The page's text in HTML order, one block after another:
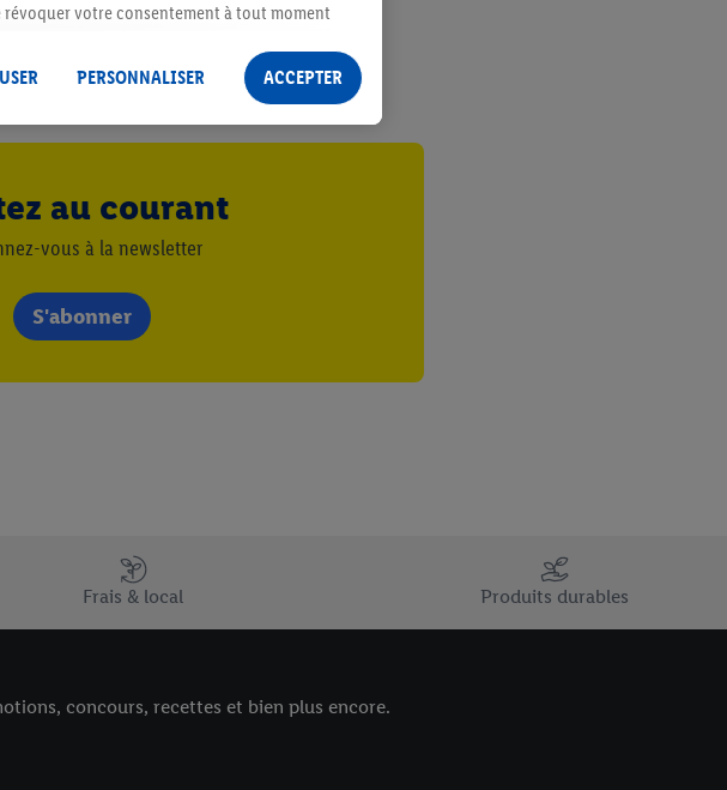
au courant
vous à la newsletter
S'abonner
Frais & local Produits durables
concours, recettes et bien plus encore.
votre consentement à tout moment
PERSONNALISER ACCEPTER